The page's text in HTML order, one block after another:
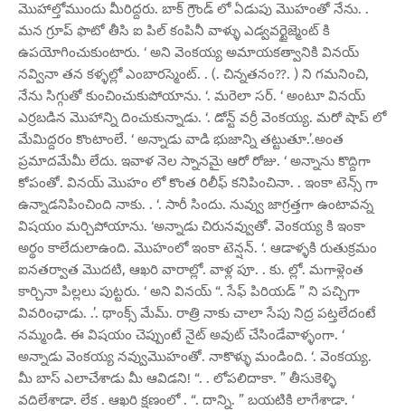
మొహాల్తోముందు మీరిద్దరు. బాక్ గ్రౌండ్ లో ఏడుపు మొహంతో నేను. .
మన గ్రూప్ ఫొటో తీసి ఐ పిల్ కంపినీ వాళ్ళు ఎడ్వవర్టైజ్మెంట్ కి
ఉపయోగించుకుంటారు. ‘ అని వెంకయ్య అమాయకత్వానికి వినయ్
నవ్వినా తన కళ్ళల్లో ఎంబారస్మెంట్. . (. చిన్నతనం??. ) ని గమనించి,
నేను సిగ్గుతో కుంచించుకుపోయాను. ‘. మరెలా సర్. ‘ అంటూ వినయ్
ఎర్రబడిన మొహాన్ని దించుకున్నాడు. ‘. డోన్ట్ వర్రీ వెంకయ్య. మరో షాప్ లో
మేమిద్దరం కొంటాంలే. ‘ అన్నాడు వాడి భుజాన్ని తట్టుతూ.’.అంత
ప్రమాదమేమీ లేదు. ఇవాళ నెల స్నానమై ఆరో రోజు. ‘ అన్నాను కొద్దిగా
కోపంతో. వినయ్ మొహం లో కొంత రిలీఫ్ కనిపించినా. . ఇంకా టెన్స్ గా
ఉన్నాడనిపించింది నాకు. . ‘. సారీ సిందు. నువ్వు జాగ్రత్తగా ఉంటావన్న
విషయం మర్చిపోయాను. ‘అన్నాడు చిరునవ్వుతో. వెంకయ్య కి ఇంకా
అర్థం కాలేదులాఉంది. మొహంలో ఇంకా టెన్షన్. ‘. ఆడాళ్ళకి రుతుక్రమం
ఐనతర్వాత మొదటి, ఆఖరి వారాల్లో. వాళ్ల పూ. . కు. ల్లో. మగాళ్లెంత
కార్చినా పిల్లలు పుట్టరు. ‘ అని వినయ్ “. సేఫ్ పిరియడ్ ” ని పచ్చిగా
వివరింఛాడు. .’. థాంక్స్ మేమ్. రాత్రి నాకు చాలా సేపు నిద్ర పట్తలేదంటే
నమ్మండి. ఈ విషయం చెప్పుంటే నైట్ అవుట్ చేసిండేవాళ్ళంగా. ‘
అన్నాడు వెంకయ్య నవ్వుమొహంతో. నాకొళ్ళు మండింది. ‘. వెంకయ్య.
మీ బాస్ ఎలాచేశాడు మీ ఆవిడని! “. . లోపలిదాకా. ” తీసుకెళ్ళి
వదిలేశాడా. లేక . ఆఖరి క్షణంలో . “. దాన్ని. ” బయటికి లాగేశాడా. ‘